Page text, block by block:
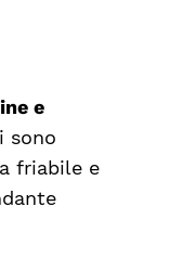
e
sono
friabile e